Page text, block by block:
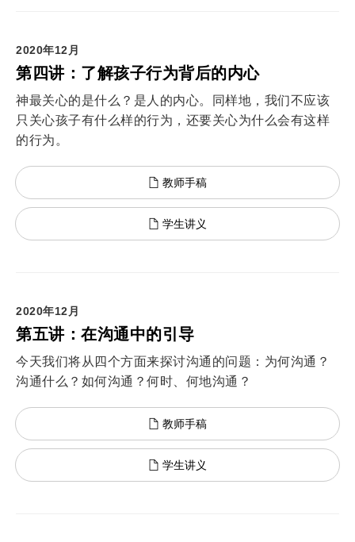
2020年12月
第四讲：了解孩子行为背后的内心
神最关心的是什么？是人的内心。同样地，我们不应该
只关心孩子有什么样的行为，还要关心为什么会有这样
的行为。
教师手稿
学生讲义
2020年12月
第五讲：在沟通中的引导
今天我们将从四个方面来探讨沟通的问题：为何沟通？
沟通什么？如何沟通？何时、何地沟通？
教师手稿
学生讲义